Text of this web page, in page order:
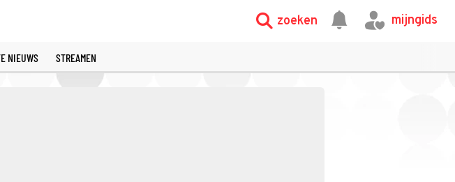
zoeken mijngids
NIEUWS STREAMEN